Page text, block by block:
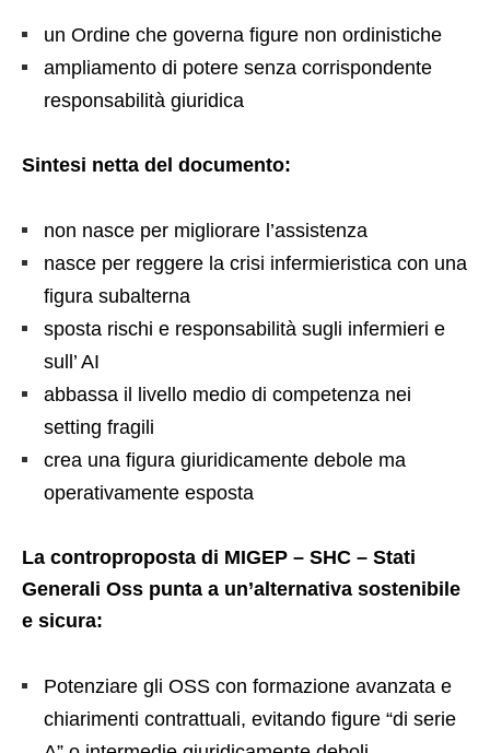
un Ordine che governa figure non ordinistiche
ampliamento di potere senza corrispondente
responsabilità giuridica
Sintesi netta del documento:
non nasce per migliorare l’assistenza
nasce per reggere la crisi infermieristica con una
figura subalterna
sposta rischi e responsabilità sugli infermieri e
sull’ AI
abbassa il livello medio di competenza nei
setting fragili
crea una figura giuridicamente debole ma
operativamente esposta
La controproposta di MIGEP – SHC – Stati
Generali Oss punta a un’alternativa sostenibile
e sicura:
Potenziare gli OSS con formazione avanzata e
chiarimenti contrattuali, evitando figure “di serie